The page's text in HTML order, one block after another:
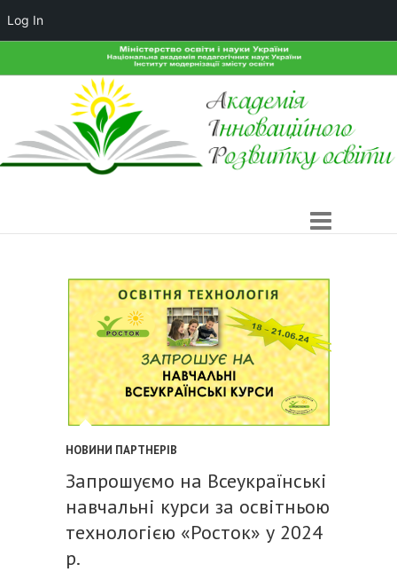
НОВИНИ ПАРТНЕРІВ
Запрошуємо на Всеукраїнські
навчальні курси за освітньою
технологією «Росток» у 2024
р.
Log In